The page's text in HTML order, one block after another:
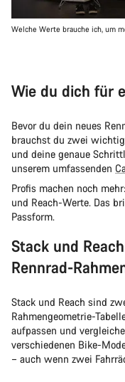
Welche Werte brauche ich, um
Wie du dich für
Bevor du dein neues
brauchst du zwei
und deine genaue
unserem umfassenden
Profis machen noch
und Reach-Werte. Das
Passform.
Stack und
Rennrad-
Stack und Reach sind
Rahmengeometrie-
aufpassen und
verschiedenen Bike-
– auch wenn zwei